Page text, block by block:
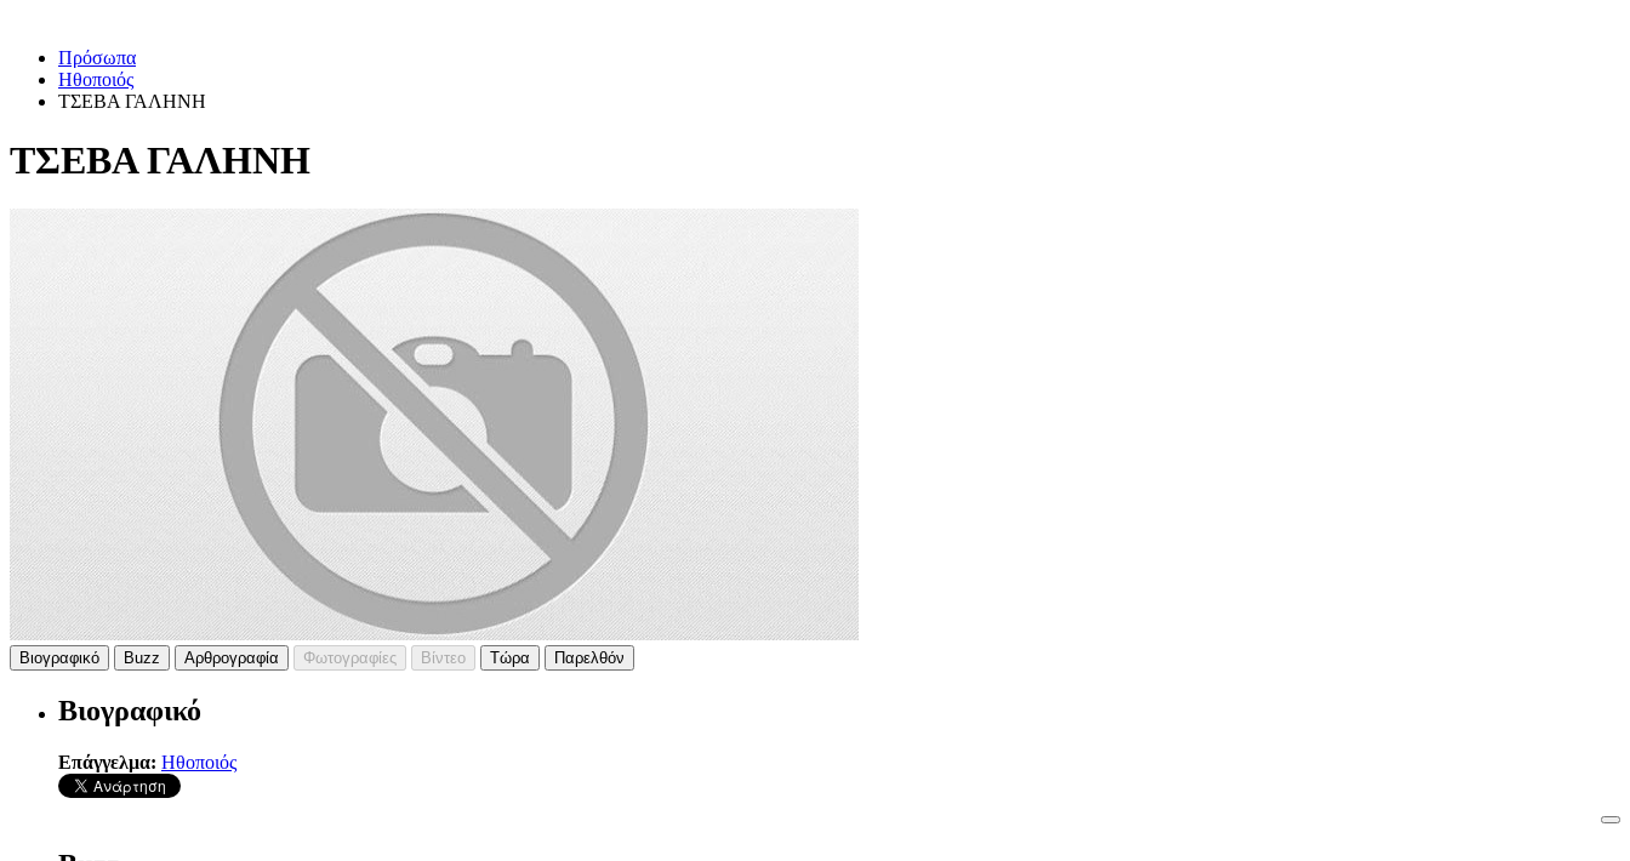
Πρόσωπα
Ηθοποιός
ΤΣΕΒΑ ΓΑΛΗΝΗ
ΤΣΕΒΑ ΓΑΛΗΝΗ
Βιογραφικό Buzz Αρθρογραφία Φωτογραφίες Βίντεο Τώρα Παρελθόν
Βιογραφικό
Επάγγελμα: Ηθοποιός